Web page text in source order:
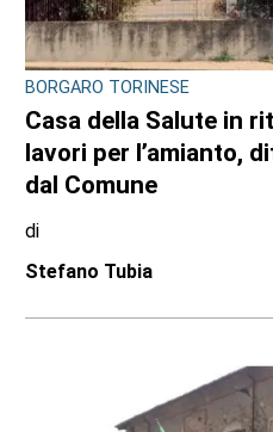
CONTRASTO ALLO SPACCIO DI
Scaglia il
finge di essere
pusher 20enne con
di
Redazione